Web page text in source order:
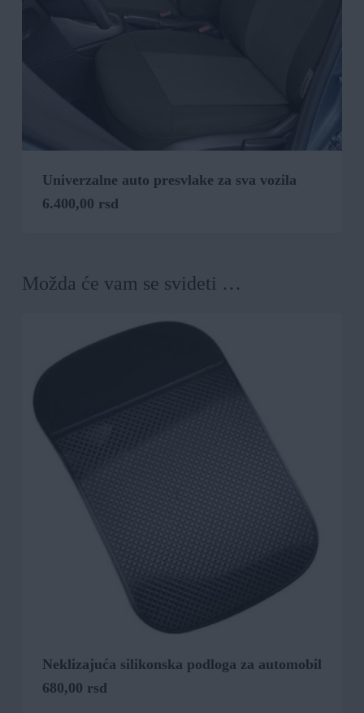
Univerzalne auto presvlake za sva vozila
6.400,00 rsd
Možda će vam se svideti …
Neklizajuća silikonska podloga za automobil
680,00 rsd